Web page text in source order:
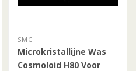
SMC
Microkristallijne Was
Cosmoloid H80 Voor